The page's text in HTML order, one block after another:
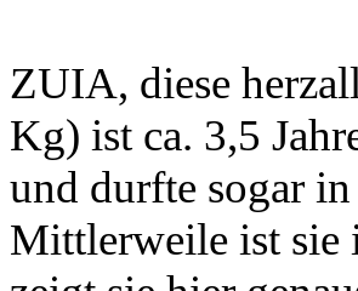
ZUIA, diese
Kg) ist ca. 3,5
und durfte sogar
Mittlerweile ist sie